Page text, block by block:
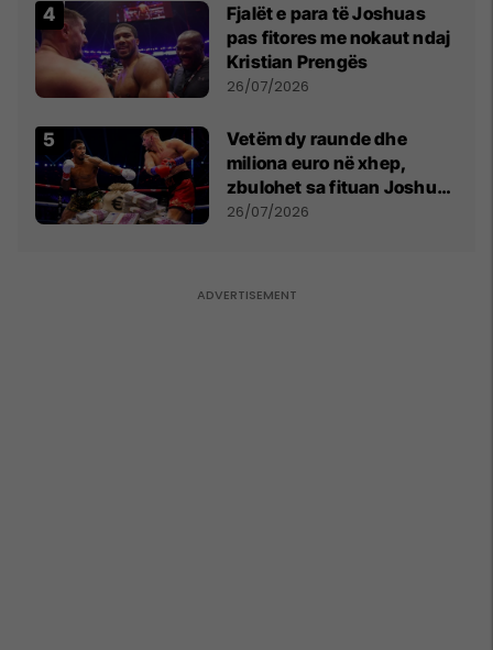
Fjalët e para të Joshuas
pas fitores me nokaut ndaj
Kristian Prengës
26/07/2026
Vetëm dy raunde dhe
miliona euro në xhep,
zbulohet sa fituan Joshua
e Prenga
26/07/2026